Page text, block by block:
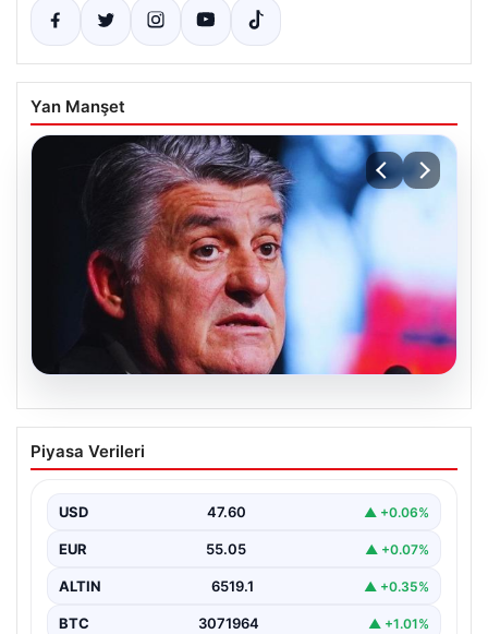
Yan Manşet
05.08.2026
Serdal Adalı’dan Mohamed Salah
iddialarına net tepki: Beşiktaş olarak
Beşiktaş Kulübü Başkanı Serdal Adalı, Mohamed
yer alan…
Piyasa Verileri
USD 47.60 ▲ +0.06%
EUR 55.05 ▲ +0.07%
ALTIN 6519.1 ▲ +0.35%
BTC 3071964 ▲ +1.01%